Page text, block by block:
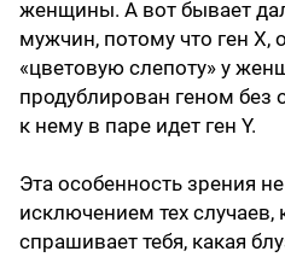
женщины. А вот бывает
мужчин, потому что ген Х,
«цветовую слепоту» у
продублирован геном без
к нему в паре идет ген Y.
Эта особенность зрения
исключением тех случаев,
спрашивает тебя, какая